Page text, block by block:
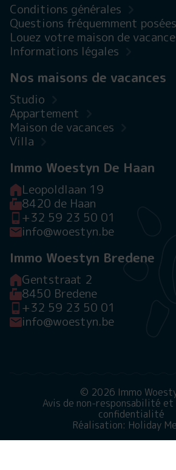
Conditions générales
Questions fréquemment posées
Louez votre maison de
Informations légales
Nos maisons de vacances
Studio
Appartement
Maison de vacances
Villa
Immo Woestyn De Haan
Leopoldlaan 19
8420 de Haan
+32 59 23 50 01
info@woestyn.be
Immo Woestyn Bredene
Gentstraat 2
8450 Bredene
+32 59 23 50 01
info@woestyn.be
© 2026 Immo
Avis de non-responsabilité
confidentialité
Réalisation: Holiday